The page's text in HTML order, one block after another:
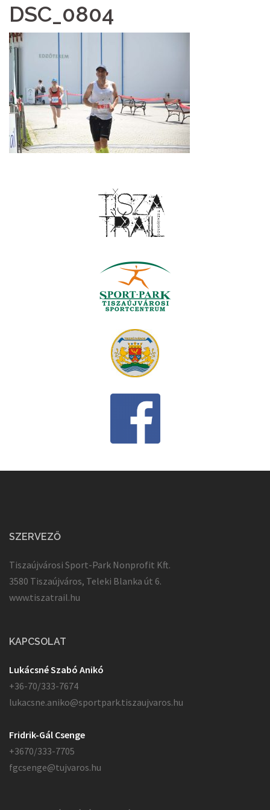
DSC_0804
SZERVEZŐ
Tiszaújvárosi Sport-Park Nonprofit Kft.
3580 Tiszaújváros, Teleki Blanka út 6.
www.tiszatrail.hu
KAPCSOLAT
Lukácsné Szabó Anikó
+36-70/333-7674
lukacsne.aniko@sportpark.tiszaujvaros.hu
Fridrik-Gál Csenge
+3670/333-7705
fgcsenge@tujvaros.hu